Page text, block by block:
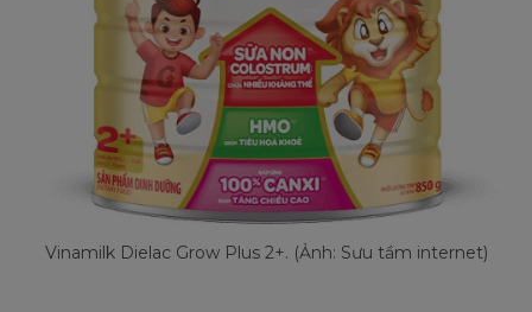
Vinamilk Dielac Grow Plus 2+. (Ảnh: Sưu tầm internet)